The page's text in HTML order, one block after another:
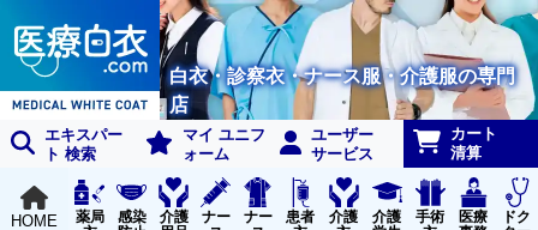
白衣・診察衣・ナース服・介護服の専門
店
エキスパー
ト 検索
マイ ユニフ
ォーム
ユーザー
サービス
カート
清算
HOME
薬局
感染
介護
ナー
ナー
患者
介護
介護
手術
医療
ドク